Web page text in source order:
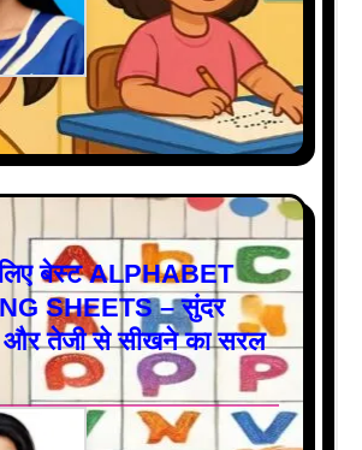
बेस्ट ALPHABET
SHEETS – सुंदर
और तेजी से सीखने का सरल